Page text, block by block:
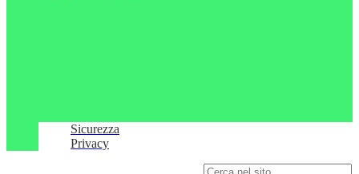
Sicurezza
Privacy